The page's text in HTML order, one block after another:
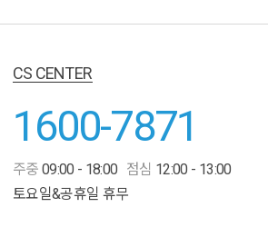
CS CENTER
1600-7871
주중 09:00 - 18:00 점심 12:00 - 13:00
토요일&공휴일 휴무